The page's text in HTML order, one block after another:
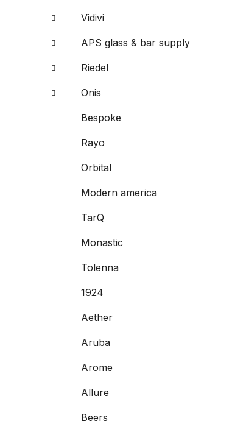
Vidivi
APS glass & bar supply
Riedel
Onis
Bespoke
Rayo
Orbital
Modern america
TarQ
Monastic
Tolenna
1924
Aether
Aruba
Arome
Allure
Beers